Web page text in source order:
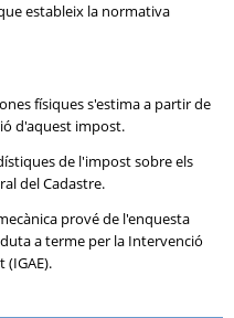
estableix la normativa
físiques s'estima a partir de
d'aquest impost.
de l'impost sobre els
del Cadastre.
prové de l'enquesta
a terme per la Intervenció
(IGAE).